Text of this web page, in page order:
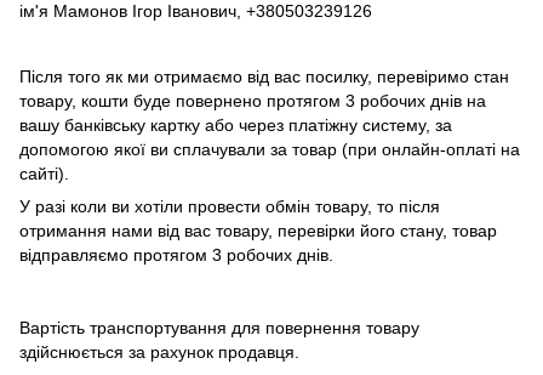
ім'я Мамонов Ігор Іванович, +380503239126
Після того як ми отримаємо від вас посилку, перевіримо стан
товару, кошти буде повернено протягом 3 робочих днів на
вашу банківську картку або через платіжну систему, за
допомогою якої ви сплачували за товар (при онлайн-оплаті на
сайті).
У разі коли ви хотіли провести обмін товару, то після
отримання нами від вас товару, перевірки його стану, товар
відправляємо протягом 3 робочих днів.
Вартість транспортування для повернення товару
здійснюється за рахунок продавця.